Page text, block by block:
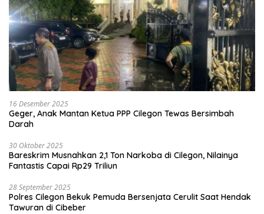
16 Desember 2025
Geger, Anak Mantan Ketua PPP Cilegon Tewas Bersimbah
Darah
30 Oktober 2025
Bareskrim Musnahkan 2,1 Ton Narkoba di Cilegon, Nilainya
Fantastis Capai Rp29 Triliun
28 September 2025
Polres Cilegon Bekuk Pemuda Bersenjata Cerulit Saat Hendak
Tawuran di Cibeber